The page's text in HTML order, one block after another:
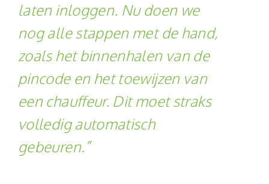
laten inloggen. Nu doen we
nog alle stappen met de hand,
zoals het binnenhalen van de
pincode en het toewijzen van
een chauffeur. Dit moet straks
volledig automatisch
gebeuren.”